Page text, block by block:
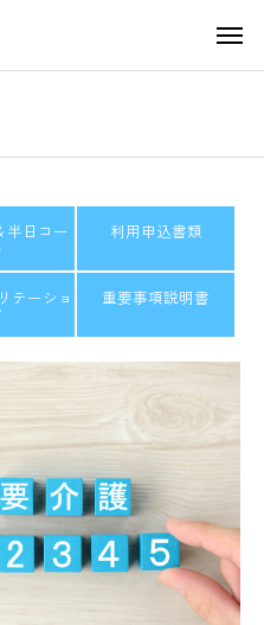
半日コー 利用申込書類
テーショ 重要事項説明書